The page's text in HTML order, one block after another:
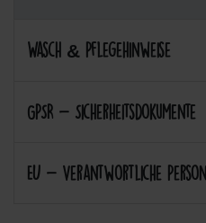
Wasch & Pflegehinweise
GPSR - Sicherheitsdokumente
EU - Verantwortliche Person